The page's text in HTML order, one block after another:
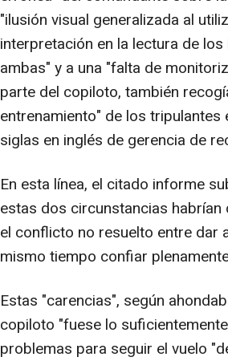
"ilusión visual generalizada al
interpretación en la lectura de
ambas" y a una "falta de
parte del copiloto, también
entrenamiento" de los tripulantes
siglas en inglés de gerencia de
En esta línea, el citado informe
estas dos circunstancias
el conflicto no resuelto entre dar
mismo tiempo confiar
Estas "carencias", según
copiloto "fuese lo
problemas para seguir el vuelo